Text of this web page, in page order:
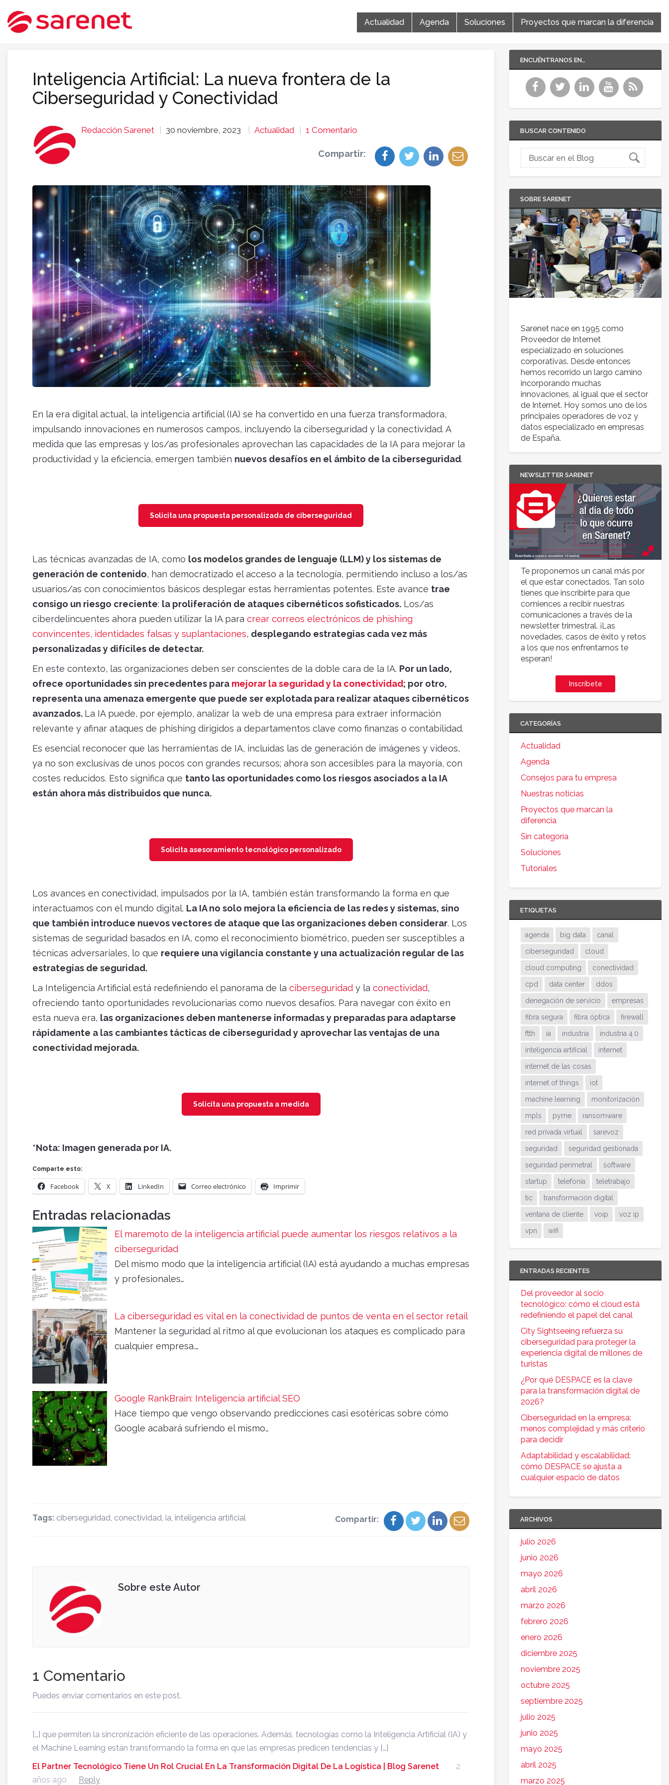
Actualidad Agenda Soluciones Proyectos que marcan la diferencia
Inteligencia Artificial: La nueva frontera de la
Ciberseguridad y Conectividad
Redacción Sarenet 30 noviembre, 2023 Actualidad 1 Comentario
Compartir:
En la era digital actual, la inteligencia artificial (IA) se ha convertido en una fuerza transformadora,
impulsando innovaciones en numerosos campos, incluyendo la ciberseguridad y la conectividad. A
medida que las empresas y los/as profesionales aprovechan las capacidades de la IA para mejorar la
productividad y la eficiencia, emergen también nuevos desafíos en el ámbito de la ciberseguridad.
Solicita una propuesta personalizada de ciberseguridad
Las técnicas avanzadas de IA, como los modelos grandes de lenguaje (LLM) y los sistemas de
generación de contenido, han democratizado el acceso a la tecnología, permitiendo incluso a los/as
usuarios/as con conocimientos básicos desplegar estas herramientas potentes. Este avance trae
consigo un riesgo creciente: la proliferación de ataques cibernéticos sofisticados. Los/as
ciberdelincuentes ahora pueden utilizar la IA para crear correos electrónicos de phishing
convincentes, identidades falsas y suplantaciones, desplegando estrategias cada vez más
personalizadas y difíciles de detectar.
En este contexto, las organizaciones deben ser conscientes de la doble cara de la IA. Por un lado,
ofrece oportunidades sin precedentes para mejorar la seguridad y la conectividad; por otro,
representa una amenaza emergente que puede ser explotada para realizar ataques cibernéticos
avanzados. La IA puede, por ejemplo, analizar la web de una empresa para extraer información
relevante y afinar ataques de phishing dirigidos a departamentos clave como finanzas o contabilidad.
Es esencial reconocer que las herramientas de IA, incluidas las de generación de imágenes y videos,
ya no son exclusivas de unos pocos con grandes recursos; ahora son accesibles para la mayoría, con
costes reducidos. Esto significa que tanto las oportunidades como los riesgos asociados a la IA
están ahora más distribuidos que nunca.
Solicita asesoramiento tecnológico personalizado
Los avances en conectividad, impulsados por la IA, también están transformando la forma en que
interactuamos con el mundo digital. La IA no solo mejora la eficiencia de las redes y sistemas, sino
que también introduce nuevos vectores de ataque que las organizaciones deben considerar. Los
sistemas de seguridad basados en IA, como el reconocimiento biométrico, pueden ser susceptibles a
técnicas adversariales, lo que requiere una vigilancia constante y una actualización regular de las
estrategias de seguridad.
La Inteligencia Artificial está redefiniendo el panorama de la ciberseguridad y la conectividad,
ofreciendo tanto oportunidades revolucionarias como nuevos desafíos. Para navegar con éxito en
esta nueva era, las organizaciones deben mantenerse informadas y preparadas para adaptarse
rápidamente a las cambiantes tácticas de ciberseguridad y aprovechar las ventajas de una
conectividad mejorada.
Solicita una propuesta a medida
*Nota: Imagen generada por IA.
Comparte esto:
Facebook X LinkedIn Correo electrónico Imprimir
Entradas relacionadas
El maremoto de la inteligencia artificial puede aumentar los riesgos relativos a la
ciberseguridad
Del mismo modo que la inteligencia artificial (IA) está ayudando a muchas empresas
y profesionales…
La ciberseguridad es vital en la conectividad de puntos de venta en el sector retail
Mantener la seguridad al ritmo al que evolucionan los ataques es complicado para
cualquier empresa.…
Google RankBrain: Inteligencia artificial SEO
Hace tiempo que vengo observando predicciones casi esotéricas sobre cómo
Google acabará sufriendo el mismo…
Tags: ciberseguridad, conectividad, ia, inteligencia artificial Compartir:
Sobre este Autor
1 Comentario
Puedes enviar comentarios en este post.
[…] que permiten la sincronización eficiente de las operaciones. Además, tecnologías como la Inteligencia Artificial (IA) y
el Machine Learning están transformando la forma en que las empresas predicen tendencias y […]
El Partner Tecnológico Tiene Un Rol Crucial En La Transformación Digital De La Logística | Blog Sarenet
2
años ago
Reply
ENCUÉNTRANOS EN…
BUSCAR CONTENIDO
SOBRE SARENET
Sarenet nace en 1995 como
Proveedor de Internet
especializado en soluciones
corporativas. Desde entonces
hemos recorrido un largo camino
incorporando muchas
innovaciones, al igual que el sector
de Internet. Hoy somos uno de los
principales operadores de voz y
datos especializado en empresas
de España.
NEWSLETTER SARENET
Te proponemos un canal más por
el que estar conectados. Tan solo
tienes que inscribirte para que
comiences a recibir nuestras
comunicaciones a través de la
newsletter trimestral. ¡Las
novedades, casos de éxito y retos
a los que nos enfrentamos te
esperan!
Inscríbete
CATEGORÍAS
Actualidad
Agenda
Consejos para tu empresa
Nuestras noticias
Proyectos que marcan la
diferencia
Sin categoría
Soluciones
Tutoriales
ETIQUETAS
agenda big data canal
ciberseguridad cloud
cloud computing conectividad
cpd data center ddos
denegación de servicio empresas
fibra segura fibra óptica firewall
ftth ia industria industria 4.0
inteligencia artificial internet
internet de las cosas
internet of things iot
machine learning monitorización
mpls pyme ransomware
red privada virtual sarevoz
seguridad seguridad gestionada
seguridad perimetral software
startup telefonía teletrabajo
tic transformación digital
ventana de cliente voip voz ip
vpn wifi
ENTRADAS RECIENTES
Del proveedor al socio
tecnológico: cómo el cloud está
redefiniendo el papel del canal
City Sightseeing refuerza su
ciberseguridad para proteger la
experiencia digital de millones de
turistas
¿Por qué DESPACE es la clave
para la transformación digital de
2026?
Ciberseguridad en la empresa:
menos complejidad y más criterio
para decidir
Adaptabilidad y escalabilidad:
cómo DESPACE se ajusta a
cualquier espacio de datos
ARCHIVOS
julio 2026
junio 2026
mayo 2026
abril 2026
marzo 2026
febrero 2026
enero 2026
diciembre 2025
noviembre 2025
octubre 2025
septiembre 2025
julio 2025
junio 2025
mayo 2025
abril 2025
marzo 2025